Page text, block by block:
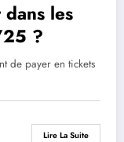
les
?
de payer en tickets
Lire La Suite